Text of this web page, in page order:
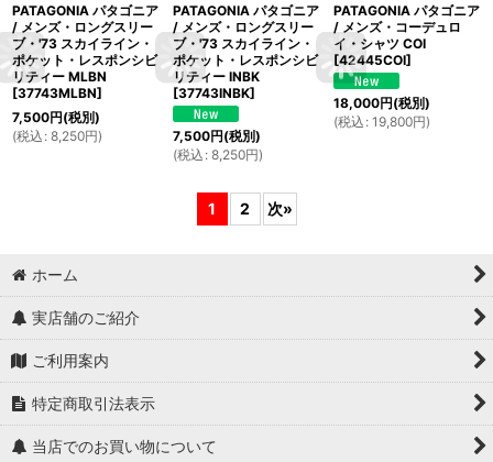
PATAGONIA パタゴニア
/ メンズ・ロングスリー
ブ・'73 スカイライン・
ポケット・レスポンシビ
リティー MLBN
[37743MLBN]
7,500円(税別)
(税込 : 8,250円)
PATAGONIA パタゴニア
/ メンズ・ロングスリー
ブ・'73 スカイライン・
ポケット・レスポンシビ
リティー INBK
[37743INBK]
7,500円(税別)
(税込 : 8,250円)
PATAGONIA パタゴニア
/ メンズ・コーデュロ
イ・シャツ COI
[42445COI]
18,000円(税別)
(税込 : 19,800円)
1 2 次»
ホーム
実店舗のご紹介
ご利用案内
特定商取引法表示
当店でのお買い物について